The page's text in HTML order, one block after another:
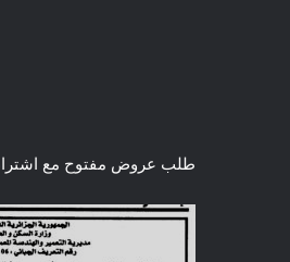
طلب عروض مفتوح مع اشتراط